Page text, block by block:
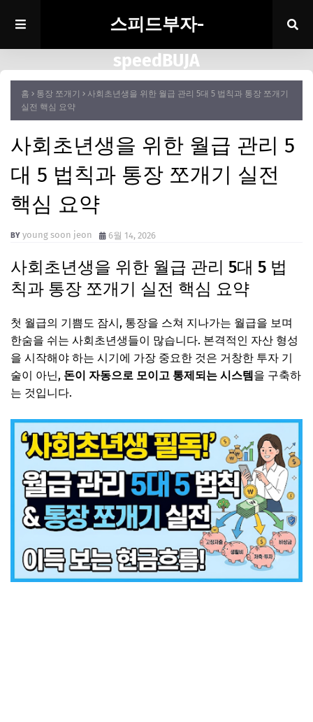
스피드부자-
speedBUJA
홈 통장 쪼개기
사회초년생을 위한 월급 관리 5대 5 법칙과 통장 쪼개기
실전 핵심 요약
사회초년생을 위한 월급 관리 5
대 5 법칙과 통장 쪼개기 실전
핵심 요약
young soon jeon 6월 14, 2026
사회초년생을 위한 월급 관리 5대 5 법
칙과 통장 쪼개기 실전 핵심 요약
첫 월급의 기쁨도 잠시, 통장을 스쳐 지나가는 월급을 보며
한숨을 쉬는 사회초년생들이 많습니다. 본격적인 자산 형성
을 시작해야 하는 시기에 가장 중요한 것은 거창한 투자 기
술이 아닌, 돈이 자동으로 모이고 통제되는 시스템을 구축하
는 것입니다.